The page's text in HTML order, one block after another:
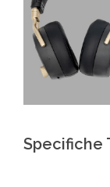
Specifiche